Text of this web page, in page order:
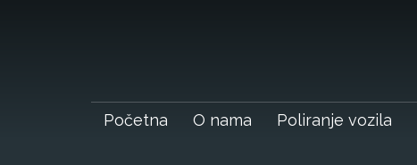
Početna O nama Poliranje vozila